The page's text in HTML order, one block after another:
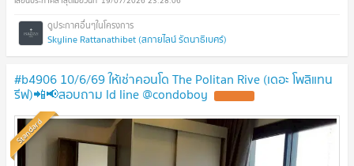
Skyline Rattanathibet (สกายไลน์ รัตนาธิเบศร์)
#b4906 10/6/69 ให้เช่าคอนโด The Politan Rive (เดอะ โพลิแทน
รีฟ)📲📢สอบถาม ld line @condoboy
Standard